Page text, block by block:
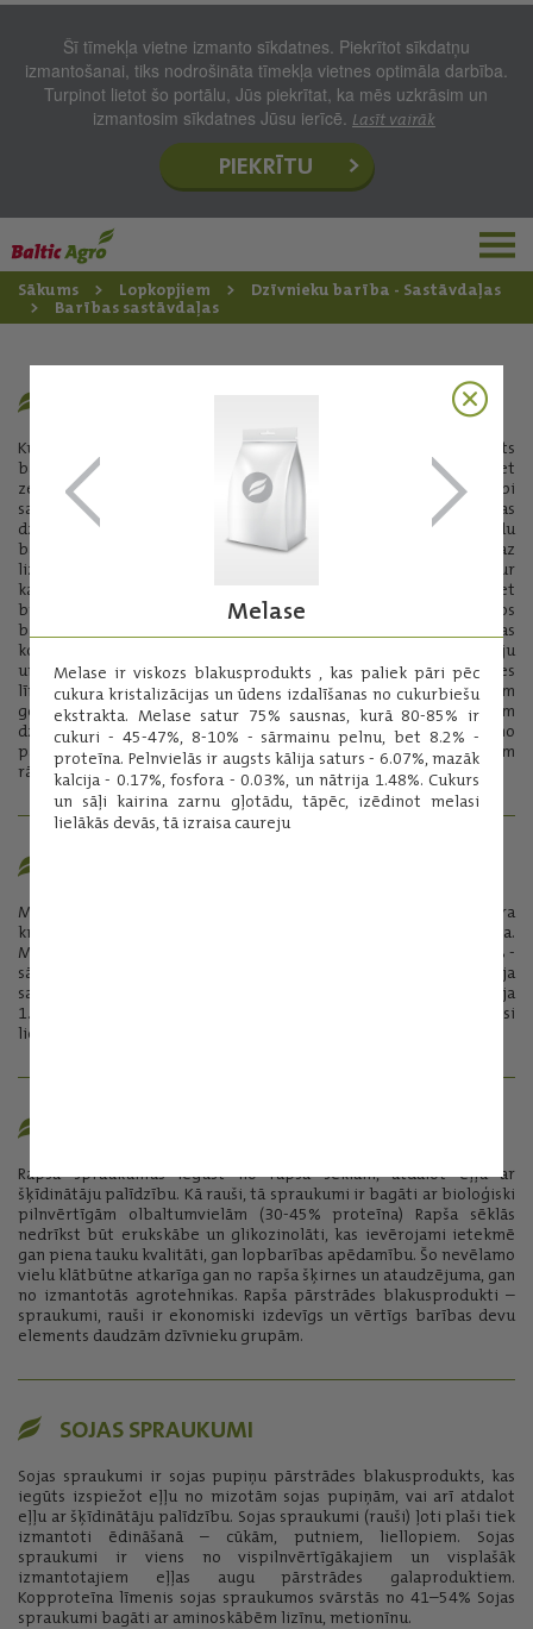
Šī tīmekļa vietne izmanto sīkdatnes. Piekrītot sīkdatņu
izmantošanai, tiks nodrošināta tīmekļa vietnes optimāla darbība.
Turpinot lietot šo portālu, Jūs piekrītat, ka mēs uzkrāsim un
izmantosim sīkdatnes Jūsu ierīcē. Lasīt vairāk
PIEKRĪTU
Sākums Lopkopjiem
Dzīvnieku barība - Sastāvdaļas
Barības sastāvdaļas
Melase
Melase ir viskozs blakusprodukts , kas paliek pāri pēc
cukura kristalizācijas un ūdens izdalīšanas no cukurbiešu
ekstrakta. Melase satur 75% sausnas, kurā 80-85% ir
cukuri - 45-47%, 8-10% - sārmainu pelnu, bet 8.2% -
proteīna. Pelnvielās ir augsts kālija saturs - 6.07%, mazāk
kalcija - 0.17%, fosfora - 0.03%, un nātrija 1.48%. Cukurs
un sāļi kairina zarnu gļotādu, tāpēc, izēdinot melasi
lielākās devās, tā izraisa caureju
Kukurūzas graudi (malti) ir augstvērtīgs, ar enerģiju piesātināts
barības līdzeklis. Kukurūzā daudz ogļhidrātu (ciete) un tauku, bet
zems tajā ir kokšķiedras saturs. Šo īpašību dēļ kukurūza ir ļoti labi
sagremojama. Tā ir piemērota visu sugu lauksaimniecības
dzīvnieku un putnu ēdināšanai, un plaši tiek izmantota dažādu
barības maisījumu gatavošanā. Kukurūzas proteīns satur maz
lizīna un triptofāna. Dzeltenie kukurūzas graudi satur
karotenoīdus, kas piedod olu dzeltenumam spilgtāku nokrāsu, bet
broileru kautķermeņu ādai - dzeltenu krāsu. Labi sabalansētos
barības maisījumos kukurūza var būt pat vienīgais graudu barības
komponents, ja tiek novērsti tās trūkumi limitējošo aminoskābju
un vitamīnu ziņā. Izēdinot kukurūzu neatbilstoši produktivitātes
līmenim tiek veicināta tauku izgulsnēšanās (it sevišķi slaucamām
govīm). Maksimālais dienā izēdināmais daudzums vienam
dzīvniekam ir atkarīgs no sugas, vecuma, produktivitātes un no
pārējo barības līdzekļu kvalitatīvajiem un kvantitatīvajiem
rādītājiem.
Melase ir viskozs blakusprodukts , kas paliek pāri pēc cukura
kristalizācijas un ūdens izdalīšanas no cukurbiešu ekstrakta.
Melase satur 75% sausnas, kurā 80-85% ir cukuri - 45-47%, 8-10% -
sārmainu pelnu, bet 8.2% - proteīna. Pelnvielās ir augsts kālija
saturs - 6.07%, mazāk kalcija - 0.17%, fosfora - 0.03%, un nātrija
1.48%. Cukurs un sāļi kairina zarnu gļotādu, tāpēc, izēdinot melasi
lielākās devās, tā izraisa caureju
Rapša spraukumus iegūst no rapša sēklām, atdalot eļļu ar
šķīdinātāju palīdzību. Kā rauši, tā spraukumi ir bagāti ar bioloģiski
pilnvērtīgām olbaltumvielām (30-45% proteīna) Rapša sēklās
nedrīkst būt erukskābe un glikozinolāti, kas ievērojami ietekmē
gan piena tauku kvalitāti, gan lopbarības apēdamību. Šo nevēlamo
vielu klātbūtne atkarīga gan no rapša šķirnes un ataudzējuma, gan
no izmantotās agrotehnikas. Rapša pārstrādes blakusprodukti –
spraukumi, rauši ir ekonomiski izdevīgs un vērtīgs barības devu
elements daudzām dzīvnieku grupām.
SOJAS SPRAUKUMI
Sojas spraukumi ir sojas pupiņu pārstrādes blakusprodukts, kas
iegūts izspiežot eļļu no mizotām sojas pupiņām, vai arī atdalot
eļļu ar šķīdinātāju palīdzību. Sojas spraukumi (rauši) ļoti plaši tiek
izmantoti ēdināšanā – cūkām, putniem, liellopiem. Sojas
spraukumi ir viens no vispilnvērtīgākajiem un visplašāk
izmantotajiem eļļas augu pārstrādes galaproduktiem.
Kopproteīna līmenis sojas spraukumos svārstās no 41–54% Sojas
spraukumi bagāti ar aminoskābēm lizīnu, metionīnu.